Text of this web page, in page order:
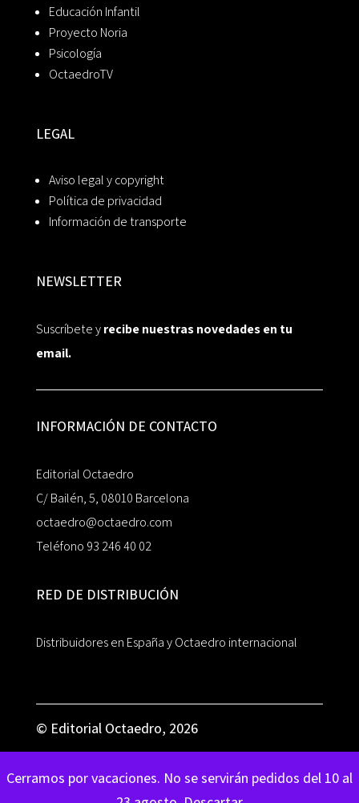
Cerramos por vacaciones. No se servirán pedidos del 10 al
Educación Infantil
Proyecto Noria
Psicología
OctaedroTV
LEGAL
Aviso legal y copyright
Política de privacidad
Información de transporte
NEWSLETTER
Suscríbete yrecibe nuestras novedades en tu
email.
INFORMACIÓN DE CONTACTO
Editorial Octaedro
C/ Bailén, 5, 08010 Barcelona
octaedro@octaedro.com
Teléfono 93 246 40 02
RED DE DISTRIBUCIÓN
Distribuidores en España y Octaedro internacional
© Editorial Octaedro, 2026